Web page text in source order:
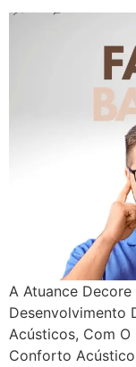
A Atuance
Desenvolvimento
Acústicos, Com
Conforto